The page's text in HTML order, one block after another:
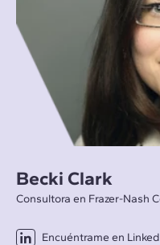
Becki Clark
Consultora en Frazer-Nash
Encuéntrame en